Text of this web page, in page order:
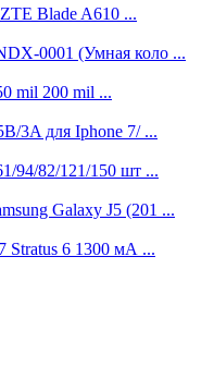
Blade A610 ...
0001 (Умная коло ...
mil 200 mil ...
3A для Iphone 7/ ...
94/82/121/150 шт ...
Galaxy J5 (201 ...
Stratus 6 1300 мА ...